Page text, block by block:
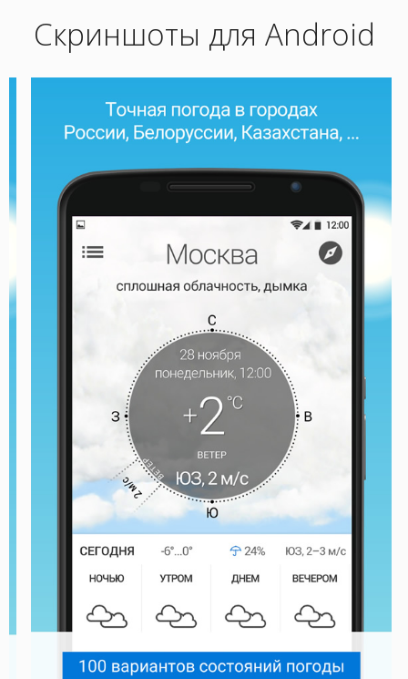
Скриншоты для Android